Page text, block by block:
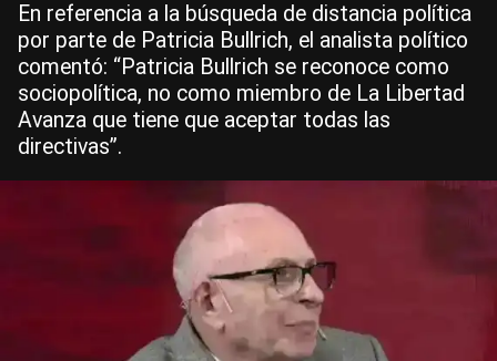
En referencia a la búsqueda de distancia política
por parte de Patricia Bullrich, el analista político
comentó: “Patricia Bullrich se reconoce como
sociopolítica, no como miembro de La Libertad
Avanza que tiene que aceptar todas las
directivas”.